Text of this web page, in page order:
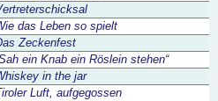
das Leben so spielt
Zeckenfest
ein Knab ein Röslein stehen“
in the jar
Luft, aufgegossen